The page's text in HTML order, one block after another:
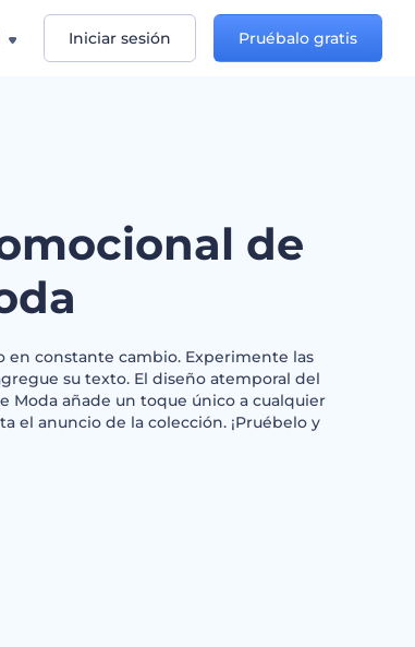
Iniciar sesión Pruébalo gratis
de
en constante cambio. Experimente las
su texto. El diseño atemporal del
Moda añade un toque único a cualquier
el anuncio de la colección. ¡Pruébelo y